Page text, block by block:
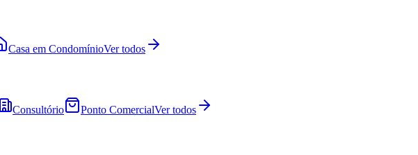
Casa em CondomínioVer todos
Consultório Ponto ComercialVer todos